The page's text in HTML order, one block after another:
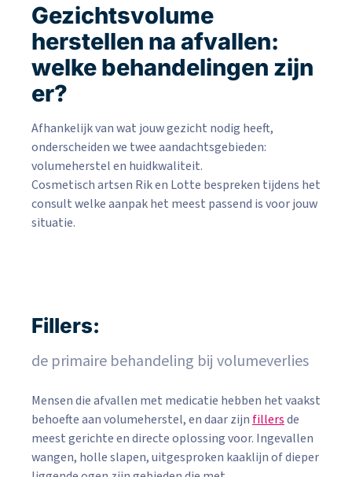
Gezichtsvolume
herstellen na afvallen:
welke behandelingen zijn
er?
Afhankelijk van wat jouw gezicht nodig heeft,
onderscheiden we twee aandachtsgebieden:
volumeherstel en huidkwaliteit.
Cosmetisch artsen Rik en Lotte bespreken tijdens het
consult welke aanpak het meest passend is voor jouw
situatie.
Fillers:
de primaire behandeling bij volumeverlies
Mensen die afvallen met medicatie hebben het vaakst
behoefte aan volumeherstel, en daar zijn fillersde
meest gerichte en directe oplossing voor. Ingevallen
wangen, holle slapen, uitgesproken kaaklijn of dieper